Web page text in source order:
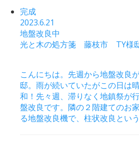
完成
2023.6.21
地盤改良中
光と木の処方箋 藤枝市 TY様
こんにちは。先週から地盤改良
邸。雨が続いていたがこの日は
和！先々週、滞りなく地鎮祭が
盤改良です。隣の２階建てのお
る地盤改良機で、柱状改良とい